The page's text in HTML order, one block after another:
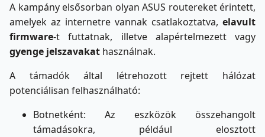
A kampány elsősorban olyan ASUS routereket érintett,
amelyek az internetre vannak csatlakoztatva, elavult
firmware-t futtatnak, illetve alapértelmezett vagy
gyenge jelszavakat használnak.
A támadók által létrehozott rejtett hálózat
potenciálisan felhasználható:
Botnetként: Az eszközök összehangolt
támadásokra, például elosztott